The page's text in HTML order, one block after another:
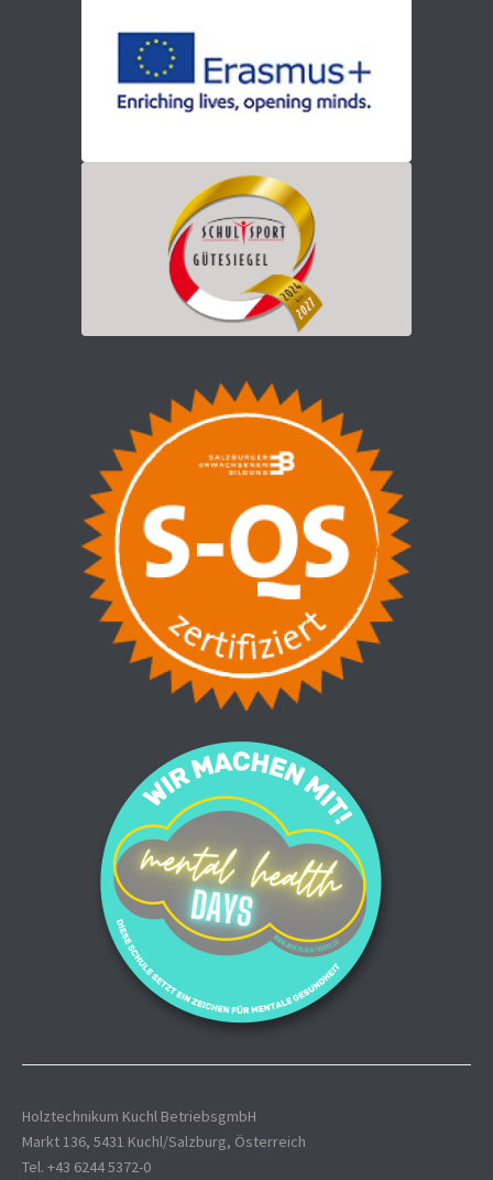
Holztechnikum Kuchl BetriebsgmbH
Markt 136, 5431 Kuchl/Salzburg, Österreich
Tel. +43 6244 5372-0